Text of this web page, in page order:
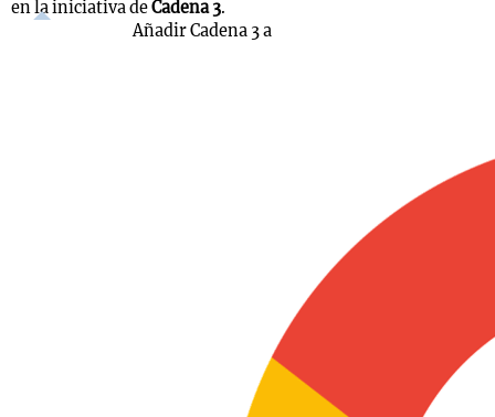
en la iniciativa deCadena 3.
Añadir Cadena 3 a